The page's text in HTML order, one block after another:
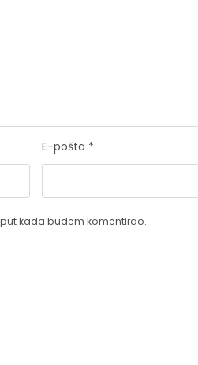
E-pošta *
kada budem komentirao.